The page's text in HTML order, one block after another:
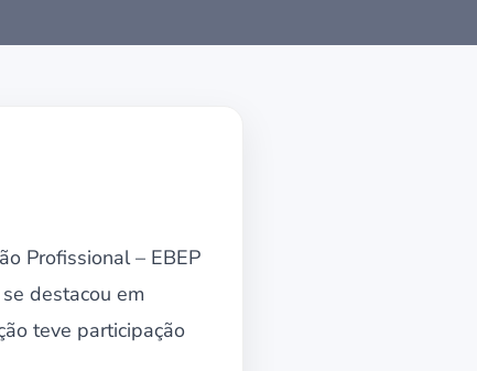
Profissional – EBEP
destacou em
teve participação